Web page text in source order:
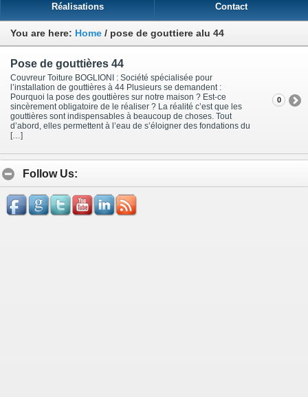
Réalisations Contact
You are here: Home / pose de gouttiere alu 44
Pose de gouttières 44
Couvreur Toiture BOGLIONI : Société spécialisée pour
l’installation de gouttières à 44 Plusieurs se demandent :
Pourquoi la pose des gouttières sur notre maison ? Est-ce
sincèrement obligatoire de le réaliser ? La réalité c’est que les
gouttières sont indispensables à beaucoup de choses. Tout
d’abord, elles permettent à l’eau de s’éloigner des fondations du
[…]
0
Follow Us: